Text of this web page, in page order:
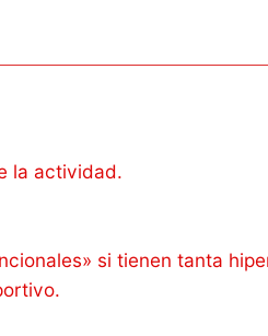
la actividad.
si tienen tanta